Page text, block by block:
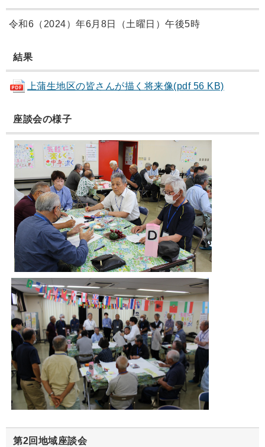
令和6（2024）年6月8日（土曜日）午後5時
結果
上蒲生地区の皆さんが描く将来像(pdf 56 KB)
座談会の様子
第2回地域座談会